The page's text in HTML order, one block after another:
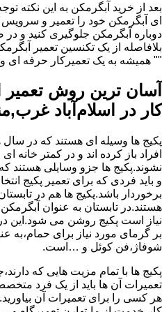
بعد از خرید آبگرمکن به این نکته
ای آبگرمکن خود را تعمیر و سرویس
دوباره آبگرمکن جلوگیری کنید و
بلافاصله از یک تکنسین تعمیر
"" همیشه به یک تعمیرکار حرفه
آسان ترین روش تعمیر
کار در اسلام‌آباد
پکیج ها وسیله ای هستند که در
افراد باز کرده اند و در کمتر خانه
نشوند.پکیج ها جزو وسایلی هستند
و باید فردی که برای تعمیر پکیج
برخوردار باشد.پکیج ها هم در
هستند.در تابستان به عنوان
نیاز است پکیج روشن می شود.این
بر گرمای مورد نیاز برای حمام،به
شوفاژ،فن کوئل و …است.
پکیج ها با تمام مزیت هایی که
تعمیرات آن ها باید از یک فرد
هر کسی را برای تعمیرات آن